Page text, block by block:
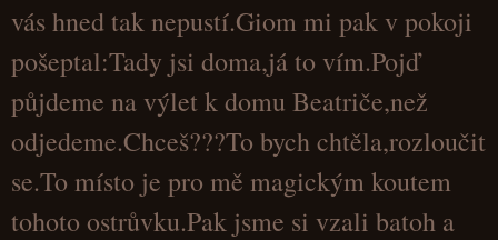
vás hned tak nepustí.Giom mi pak v pokoji
pošeptal:Tady jsi doma,já to vím.Pojď
půjdeme na výlet k domu Beatriče,než
odjedeme.Chceš???To bych chtěla,rozloučit
se.To místo je pro mě magickým koutem
tohoto ostrůvku.Pak jsme si vzali batoh a